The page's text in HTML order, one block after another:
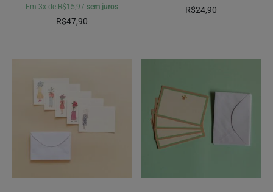
Em 3x de R$15,97 sem juros
R$47,90
R$24,90